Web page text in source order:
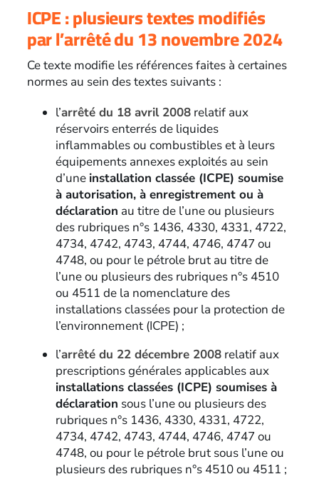
ICPE : plusieurs textes modifiés
par l’arrêté du 13 novembre 2024
Ce texte modifie les références faites à certaines
normes au sein des textes suivants :
l’arrêté du 18 avril 2008relatif aux
réservoirs enterrés de liquides
inflammables ou combustibles et à leurs
équipements annexes exploités au sein
d’une installation classée (ICPE) soumise
à autorisation, à enregistrement ou à
déclaration au titre de l’une ou plusieurs
des rubriques n°s 1436, 4330, 4331, 4722,
4734, 4742, 4743, 4744, 4746, 4747 ou
4748, ou pour le pétrole brut au titre de
l’une ou plusieurs des rubriques n°s 4510
ou 4511 de la nomenclature des
installations classées pour la protection de
l’environnement (ICPE) ;
l’arrêté du 22 décembre 2008relatif aux
prescriptions générales applicables aux
installations classées (ICPE) soumises à
déclaration sous l’une ou plusieurs des
rubriques n°s 1436, 4330, 4331, 4722,
4734, 4742, 4743, 4744, 4746, 4747 ou
4748, ou pour le pétrole brut sous l’une ou
plusieurs des rubriques n°s 4510 ou 4511 ;